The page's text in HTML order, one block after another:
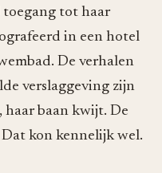
toegang tot haar
in een hotel
De verhalen
verslaggeving zijn
haar baan kwijt. De
kon kennelijk wel.